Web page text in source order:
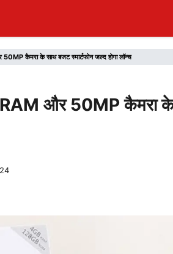
कैमरा के साथ बजट स्मार्टफोन जल्द होगा लॉन्च
और 50MP कैमरा के